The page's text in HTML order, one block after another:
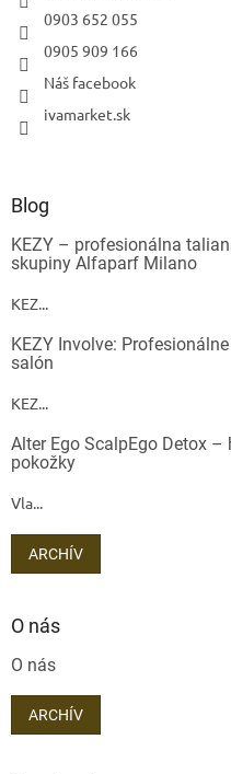
0903 652 055
0905 909 166
Náš facebook
ivamarket.sk
Blog
KEZY – profesionálna
skupiny Alfaparf Milano
KEZ...
KEZY Involve:
salón
KEZ...
Alter Ego ScalpEgo Detox
pokožky
Vla...
ARCHÍV
O nás
O nás
ARCHÍV